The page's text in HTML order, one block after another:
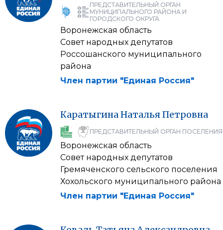
ПРЕДСТАВИТЕЛЬНЫЙ ОРГАН
МУНИЦИПАЛЬНОГО РАЙОНА И
ГОРОДСКОГО ОКРУГА
Воронежская область
Совет народных депутатов
Россошанского муниципального
района
Член партии "Единая Россия"
КаратыгинаНатальяПетровна
ПРЕДСТАВИТЕЛЬНЫЙ ОРГАН ПОСЕЛЕНИЯ
Воронежская область
Совет народных депутатов
Гремяченского сельского поселения
Хохольского муниципального района
Член партии "Единая Россия"